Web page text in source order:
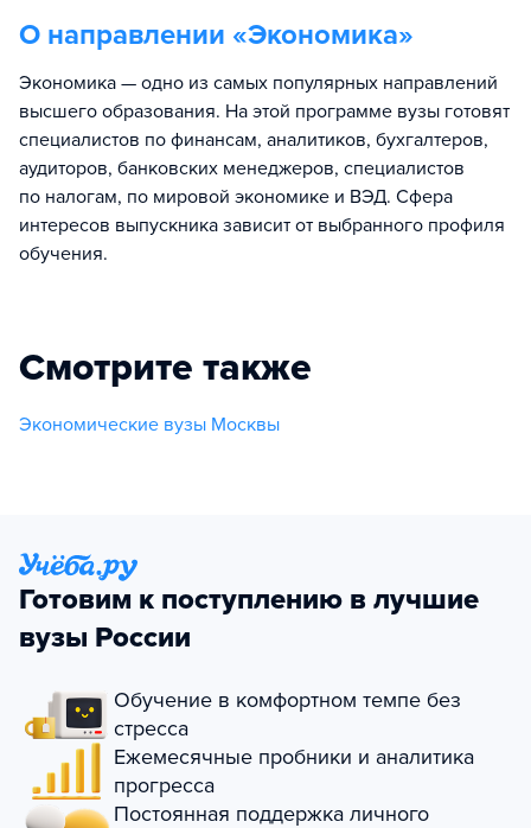
О направлении «Экономика»
Экономика — одно из самых популярных направлений
высшего образования. На этой программе вузы готовят
специалистов по финансам, аналитиков, бухгалтеров,
аудиторов, банковских менеджеров, специалистов
по налогам, по мировой экономике и ВЭД. Сфера
интересов выпускника зависит от выбранного профиля
обучения.
Смотрите также
Экономические вузы Москвы
Готовим к поступлению в лучшие
вузы России
Обучение в комфортном темпе без
стресса
Ежемесячные пробники и аналитика
прогресса
Постоянная поддержка личного